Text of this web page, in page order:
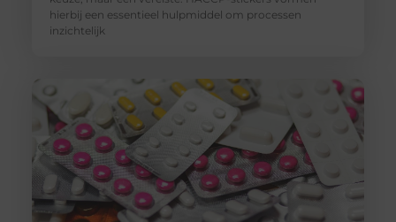
hierbij een essentieel hulpmiddel om processen
inzichtelijk